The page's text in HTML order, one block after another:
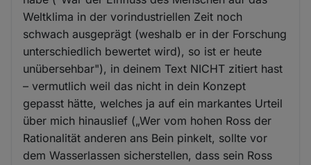
Weltklima in der vorindustriellen Zeit noch
schwach ausgeprägt (weshalb er in der Forschung
unterschiedlich bewertet wird), so ist er heute
unübersehbar"), in deinem Text NICHT zitiert hast
– vermutlich weil das nicht in dein Konzept
gepasst hätte, welches ja auf ein markantes Urteil
über mich hinauslief („Wer vom hohen Ross der
Rationalität anderen ans Bein pinkelt, sollte vor
dem Wasserlassen sicherstellen, dass sein Ross